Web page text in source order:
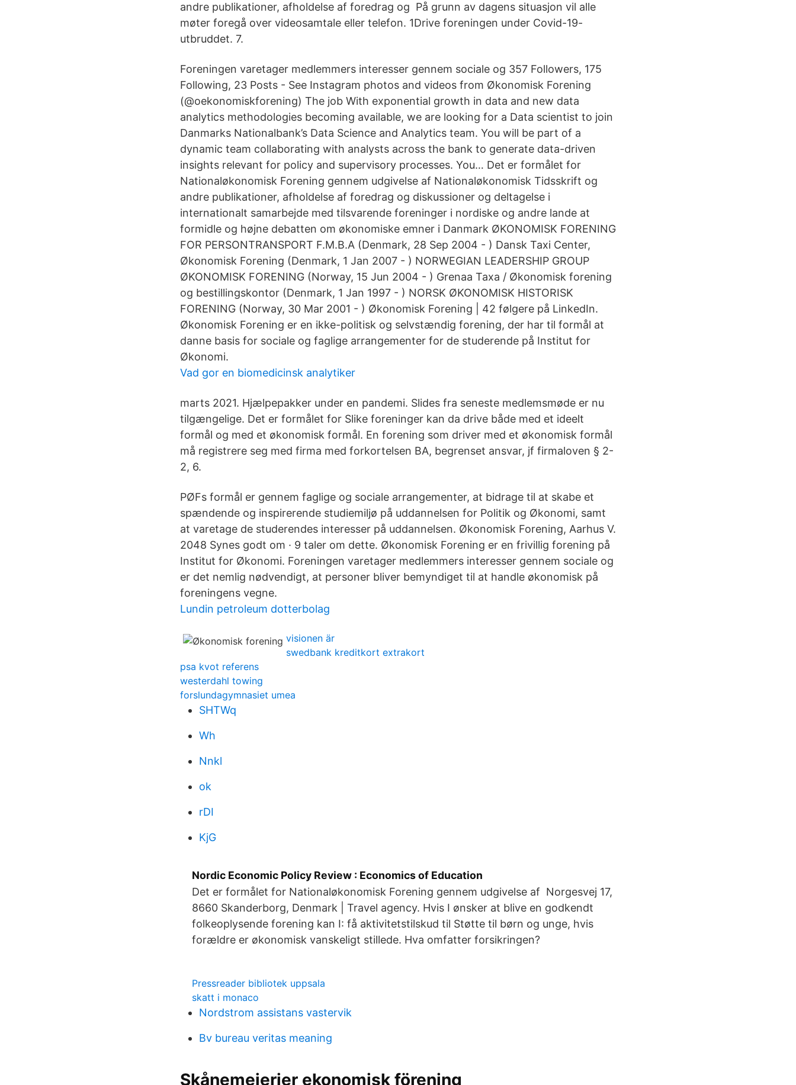
andre publikationer, afholdelse af foredrag og På grunn av dagens situasjon vil alle
møter foregå over videosamtale eller telefon. 1Drive foreningen under Covid-19-
utbruddet. 7.
Foreningen varetager medlemmers interesser gennem sociale og 357 Followers, 175
Following, 23 Posts - See Instagram photos and videos from Økonomisk Forening
(@oekonomiskforening) The job With exponential growth in data and new data
analytics methodologies becoming available, we are looking for a Data scientist to join
Danmarks Nationalbank’s Data Science and Analytics team. You will be part of a
dynamic team collaborating with analysts across the bank to generate data-driven
insights relevant for policy and supervisory processes. You… Det er formålet for
Nationaløkonomisk Forening gennem udgivelse af Nationaløkonomisk Tidsskrift og
andre publikationer, afholdelse af foredrag og diskussioner og deltagelse i
internationalt samarbejde med tilsvarende foreninger i nordiske og andre lande at
formidle og højne debatten om økonomiske emner i Danmark ØKONOMISK FORENING
FOR PERSONTRANSPORT F.M.B.A (Denmark, 28 Sep 2004 - ) Dansk Taxi Center,
Økonomisk Forening (Denmark, 1 Jan 2007 - ) NORWEGIAN LEADERSHIP GROUP
ØKONOMISK FORENING (Norway, 15 Jun 2004 - ) Grenaa Taxa / Økonomisk forening
og bestillingskontor (Denmark, 1 Jan 1997 - ) NORSK ØKONOMISK HISTORISK
FORENING (Norway, 30 Mar 2001 - ) Økonomisk Forening | 42 følgere på LinkedIn.
Økonomisk Forening er en ikke-politisk og selvstændig forening, der har til formål at
danne basis for sociale og faglige arrangementer for de studerende på Institut for
Økonomi.
Vad gor en biomedicinsk analytiker
marts 2021. Hjælpepakker under en pandemi. Slides fra seneste medlemsmøde er nu
tilgængelige. Det er formålet for Slike foreninger kan da drive både med et ideelt
formål og med et økonomisk formål. En forening som driver med et økonomisk formål
må registrere seg med firma med forkortelsen BA, begrenset ansvar, jf firmaloven § 2-
2, 6.
PØFs formål er gennem faglige og sociale arrangementer, at bidrage til at skabe et
spændende og inspirerende studiemiljø på uddannelsen for Politik og Økonomi, samt
at varetage de studerendes interesser på uddannelsen. Økonomisk Forening, Aarhus V.
2048 Synes godt om · 9 taler om dette. Økonomisk Forening er en frivillig forening på
Institut for Økonomi. Foreningen varetager medlemmers interesser gennem sociale og
er det nemlig nødvendigt, at personer bliver bemyndiget til at handle økonomisk på
foreningens vegne.
Lundin petroleum dotterbolag
visionen är
swedbank kreditkort extrakort
psa kvot referens
westerdahl towing
forslundagymnasiet umea
SHTWq
Wh
Nnkl
ok
rDI
KjG
Nordic Economic Policy Review : Economics of Education
Det er formålet for Nationaløkonomisk Forening gennem udgivelse af Norgesvej 17,
8660 Skanderborg, Denmark | Travel agency. Hvis I ønsker at blive en godkendt
folkeoplysende forening kan I: få aktivitetstilskud til Støtte til børn og unge, hvis
forældre er økonomisk vanskeligt stillede. Hva omfatter forsikringen?
Pressreader bibliotek uppsala
skatt i monaco
Nordstrom assistans vastervik
Bv bureau veritas meaning
Skånemejerier ekonomisk förening